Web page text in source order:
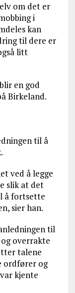
om det er
i
kan
til dere er
litt
en god
Birkeland.
til å
ved å legge
slik at det
å fortsette
sier han.
til
overrakte
talene
ordfører og
kjente